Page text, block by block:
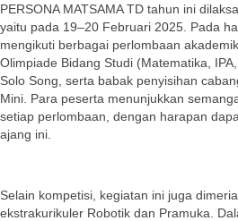
PERSONA MATSAMA TD tahun ini
yaitu pada 19–20 Februari 2025. Pada
mengikuti berbagai perlombaan
Olimpiade Bidang Studi (Matematika,
Solo Song, serta babak penyisihan
Mini. Para peserta menunjukkan
setiap perlombaan, dengan harapan
ajang ini.
Selain kompetisi, kegiatan ini juga
ekstrakurikuler Robotik dan Pramuka.